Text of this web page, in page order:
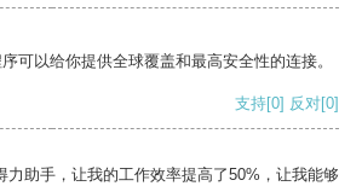
可以给你提供全球覆盖和最高安全性的连接。
支持[0] 反对[0]
力助手，让我的工作效率提高了50%，让我能够